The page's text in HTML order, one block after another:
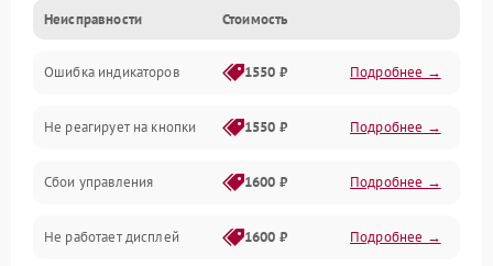
Механика
Аккумулятор
Работа системы
Всасывание
Засор
Неисправности Стоимость
Ошибка индикаторов 1550 ₽ Подробнее →
Не реагирует на кнопки 1550 ₽ Подробнее →
Сбои управления 1600 ₽ Подробнее →
Не работает дисплей 1600 ₽ Подробнее →